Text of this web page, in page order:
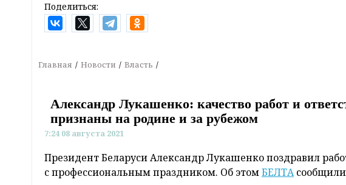
Поделиться:
Главная Новости Власть
Александр Лукашенко: качество работ и
признаны на родине и за рубежом
7:24 08 августа 2021